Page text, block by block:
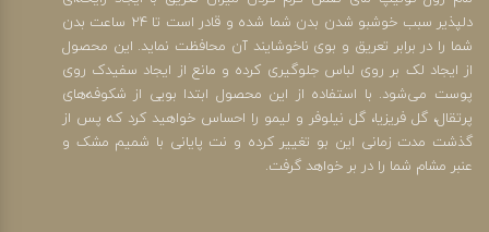
دلپذیر سبب خوشبو شدن بدن شما شده و قادر است تا 24 ساعت بدن
شما را در برابر تعریق و بوی ناخوشایند آن محافظت نماید. این محصول
از ایجاد لک بر روی لباس جلوگیری کرده و مانع از ایجاد سفیدک روی
پوست می‌شود. با استفاده از این محصول ابتدا بویی از شکوفه‌های
پرتقال، گل فریزیا، گل نیلوفر و لیمو را احساس خواهید کرد که پس از
گذشت مدت زمانی این بو تغییر کرده و نت پایانی با شمیم مشک و
عنبر مشام شما را در بر خواهد گرفت.